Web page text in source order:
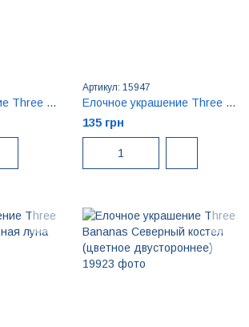
Елочное украшение Three Bananas Яблочная птица (роспись)
Артикул: 15947
Елочное украшение Three Bananas Щелкунчик (цветное двустороннее)
135 грн